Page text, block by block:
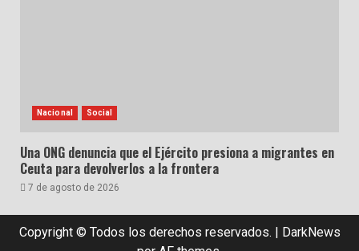
Nacional Social
Una ONG denuncia que el Ejército presiona a migrantes en
Ceuta para devolverlos a la frontera
7 de agosto de 2026
Copyright © Todos los derechos reservados. | DarkNews